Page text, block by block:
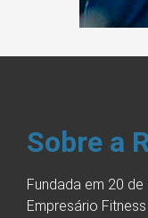
Sobre a
Fundada em 20
Empresário